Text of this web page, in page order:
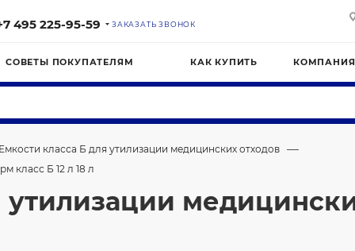
495 225-95-59 ЗАКАЗАТЬ ЗВОНОК
СОВЕТЫ ПОКУПАТЕЛЯМ КАК КУПИТЬ КОМПАНИЯ
класса Б для утилизации медицинских отходов —
класс Б 12 л 18 л
утилизации